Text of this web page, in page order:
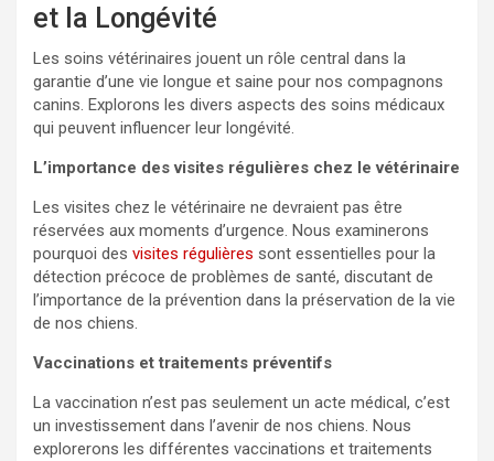
et la Longévité
Les soins vétérinaires jouent un rôle central dans la
garantie d’une vie longue et saine pour nos compagnons
canins. Explorons les divers aspects des soins médicaux
qui peuvent influencer leur longévité.
L’importance des visites régulières chez le vétérinaire
Les visites chez le vétérinaire ne devraient pas être
réservées aux moments d’urgence. Nous examinerons
pourquoi des visites régulières sont essentielles pour la
détection précoce de problèmes de santé, discutant de
l’importance de la prévention dans la préservation de la vie
de nos chiens.
Vaccinations et traitements préventifs
La vaccination n’est pas seulement un acte médical, c’est
un investissement dans l’avenir de nos chiens. Nous
explorerons les différentes vaccinations et traitements